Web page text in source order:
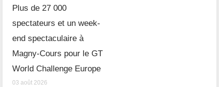
Plus de 27 000
spectateurs et un week-
end spectaculaire à
Magny-Cours pour le GT
World Challenge Europe
03 août 2026